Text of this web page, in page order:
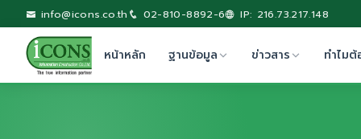
info@icons.co.th 02-810-8892-6 IP: 216.73.217.148
หน้าหลัก ฐานข้อมูล ข่าวสาร ทำไมต้